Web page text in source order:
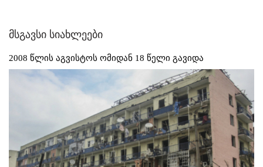
მსგავსი სიახლეები
2008 წლის აგვისტოს ომიდან 18 წელი გავიდა